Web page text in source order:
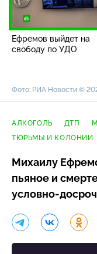
Ефремов выйдет на
свободу по УДО
Фото: РИА Новости ©
АЛКОГОЛЬ ДТП
ТЮРЬМЫ И КОЛОНИИ
Михаилу
пьяное и
условно-